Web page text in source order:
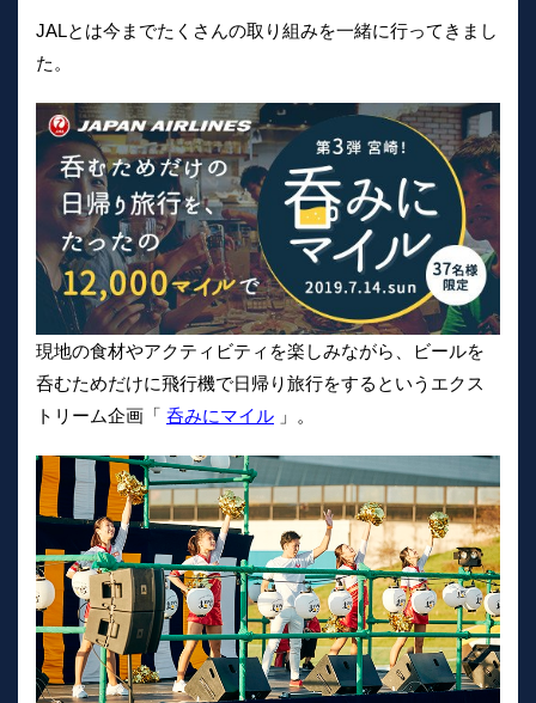
JALとは今までたくさんの取り組みを一緒に行ってきまし
た。
現地の食材やアクティビティを楽しみながら、ビールを
呑むためだけに飛行機で日帰り旅行をするというエクス
トリーム企画「 呑みにマイル 」。